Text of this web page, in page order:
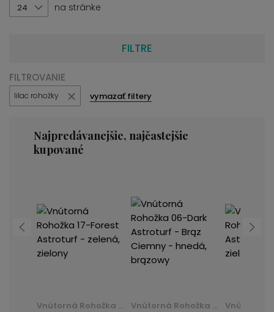
24 na stránke
FILTRE
FILTROVANIE
lilac rohožky vymazať filtery
Najpredávanejšie, najčastejšie
kupované
Vnútorná Rohožka 17-Forest Astroturf - zelená, zielony Vnútorná Rohožka 06-Dark Astroturf - Brąz Ciemny - hnedá, brązowy